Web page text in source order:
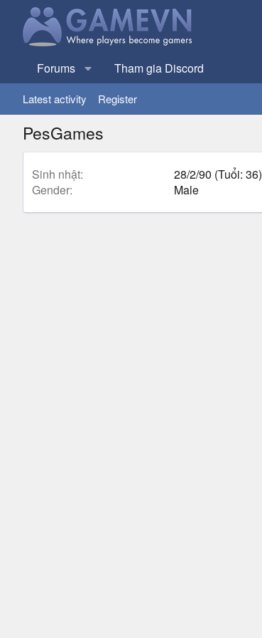
Forums Tham gia Discord
Latest activity Register
PesGames
Sinh nhật
28/2/90 (Tuổi: 36)
Gender
Male